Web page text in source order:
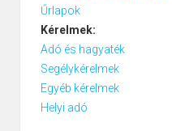
Űrlapok
Kérelmek:
Adó és hagyaték
Segélykérelmek
Egyéb kérelmek
Helyi adó